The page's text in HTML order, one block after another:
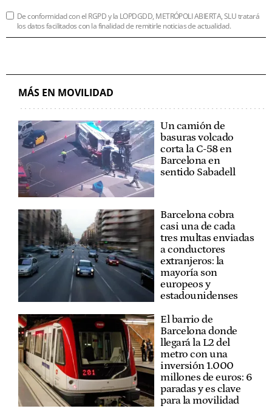
De conformidad con el RGPD y la LOPDGDD, METRÓPOLI ABIERTA, SLU tratará
los datos facilitados con la finalidad de remitirle noticias de actualidad.
MÁS EN MOVILIDAD
Un camión de
basuras volcado
corta la C-58 en
Barcelona en
sentido Sabadell
Barcelona cobra
casi una de cada
tres multas enviadas
a conductores
extranjeros: la
mayoría son
europeos y
estadounidenses
El barrio de
Barcelona donde
llegará la L2 del
metro con una
inversión 1.000
millones de euros: 6
paradas y es clave
para la movilidad